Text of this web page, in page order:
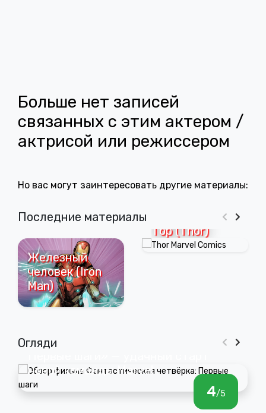
Больше нет записей
связанных с этим актером /
актрисой или режиссером
Но вас могут заинтересовать другие материалы:
Последние материалы
Железный
человек (Iron
Man)
Тор (Thor)
Огляди
Обзор «Фантастическая четвёрка:
новой команды Marvel
4/5